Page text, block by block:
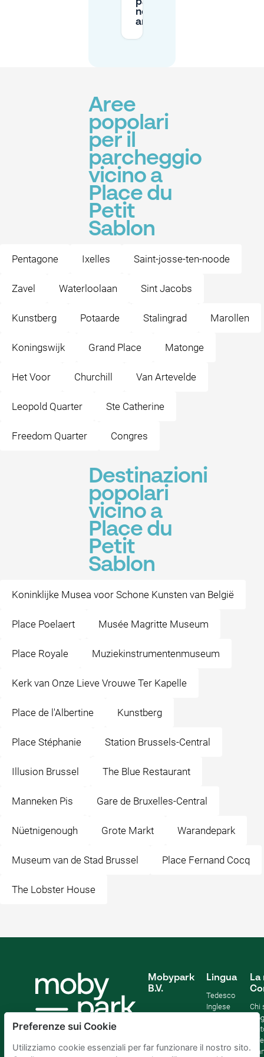
parcheggio
nella zona
arancione?
Aree
popolari
per il
parcheggio
vicino a
Place du
Petit
Sablon
Pentagone Ixelles Saint-josse-ten-noode
Zavel Waterloolaan Sint Jacobs
Kunstberg Potaarde Stalingrad Marollen
Koningswijk Grand Place Matonge
Het Voor Churchill Van Artevelde
Leopold Quarter Ste Catherine
Freedom Quarter Congres
Destinazioni
popolari
vicino a
Place du
Petit
Sablon
Koninklijke Musea voor Schone Kunsten van België
Place Poelaert Musée Magritte Museum
Place Royale Muziekinstrumentenmuseum
Kerk van Onze Lieve Vrouwe Ter Kapelle
Place de l'Albertine Kunstberg
Place Stéphanie Station Brussels-Central
Illusion Brussel The Blue Restaurant
Manneken Pis Gare de Bruxelles-Central
Nüetnigenough Grote Markt Warandepark
Museum van de Stad Brussel Place Fernand Cocq
The Lobster House
Mobypark
B.V.
Lingua
Tedesco
Inglese
Olandese
La
Chi
Blog
Preferenze sui Cookie
Utilizziamo cookie essenziali per far funzionare il nostro sito.